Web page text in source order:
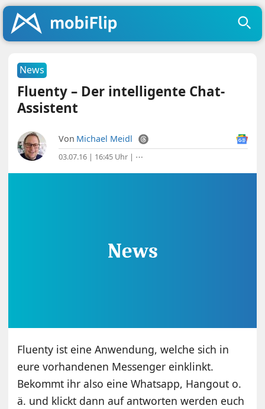
News
Fluenty – Der intelligente Chat-
Assistent
Von Michael Meidl
03.07.16 | 16:45 Uhr | ⋯
Fluenty ist eine Anwendung, welche sich in
eure vorhandenen Messenger einklinkt.
Bekommt ihr also eine Whatsapp, Hangout o.
ä. und klickt dann auf antworten werden euch